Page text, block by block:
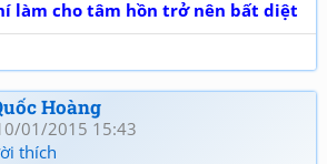
làm cho tâm hồn trở nên bất diệt
Hoàng
01/2015 15:43
thích